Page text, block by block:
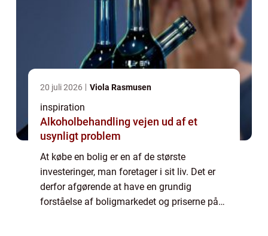
20 juli 2026 Viola Rasmusen
inspiration
Alkoholbehandling vejen ud af et
usynligt problem
At købe en bolig er en af de største
investeringer, man foretager i sit liv. Det er
derfor afgørende at have en grundig
forståelse af boligmarkedet og priserne på